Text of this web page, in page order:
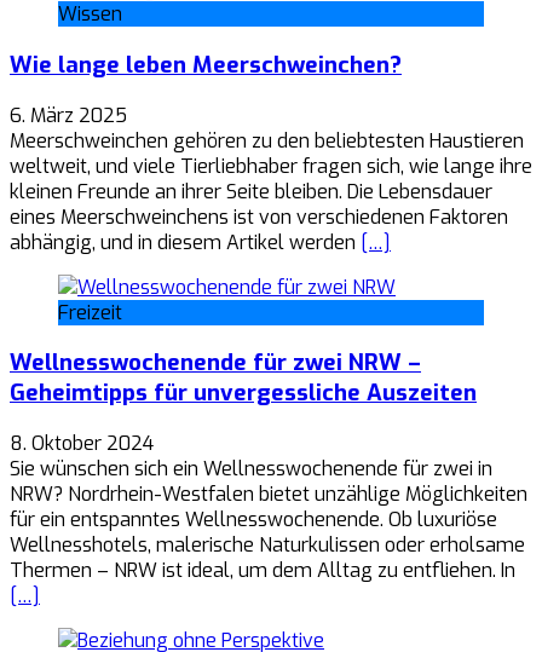
Wissen
Wie lange leben Meerschweinchen?
6. März 2025
Meerschweinchen gehören zu den beliebtesten Haustieren
weltweit, und viele Tierliebhaber fragen sich, wie lange ihre
kleinen Freunde an ihrer Seite bleiben. Die Lebensdauer
eines Meerschweinchens ist von verschiedenen Faktoren
abhängig, und in diesem Artikel werden […]
Freizeit
Wellnesswochenende für zwei NRW –
Geheimtipps für unvergessliche Auszeiten
8. Oktober 2024
Sie wünschen sich ein Wellnesswochenende für zwei in
NRW? Nordrhein-Westfalen bietet unzählige Möglichkeiten
für ein entspanntes Wellnesswochenende. Ob luxuriöse
Wellnesshotels, malerische Naturkulissen oder erholsame
Thermen – NRW ist ideal, um dem Alltag zu entfliehen. In
[…]